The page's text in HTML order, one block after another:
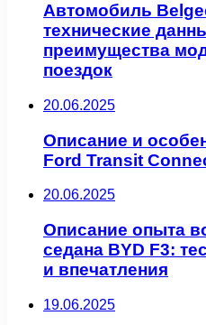
Автомобиль
технические
преимущества
поездок
20.06.2025
Описание и
Ford Transit
20.06.2025
Описание опыта
седана BYD F3:
и впечатления
19.06.2025